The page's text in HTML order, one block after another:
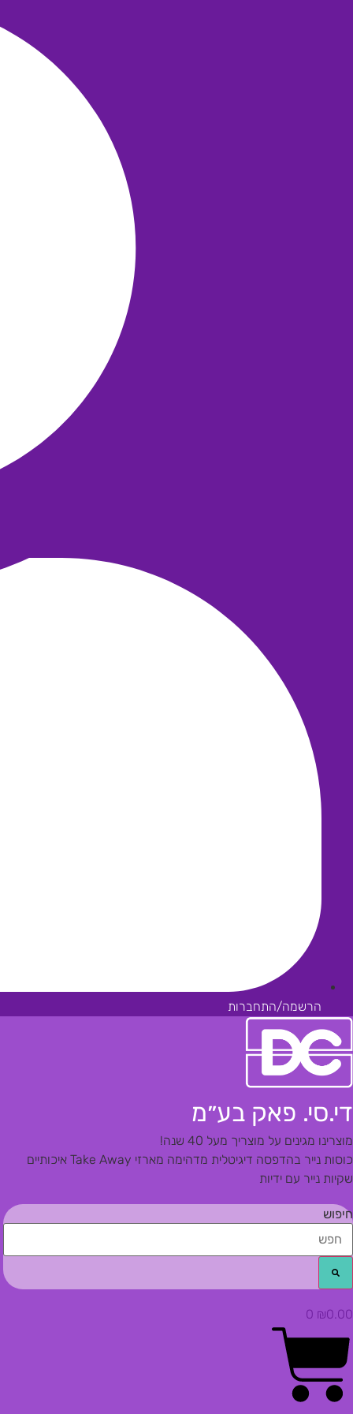
הרשמה/התחברות
די.סי. פאק בע״מ
מוצרינו מגינים על מוצריך מעל 40 שנה!
כוסות נייר בהדפסה דיגיטלית מדהימה מארזי Take Away איכותיים
שקיות נייר עם ידיות
חיפוש
₪0.00
0